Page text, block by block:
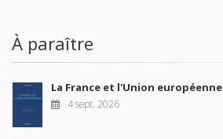
À paraître
La France et l'Union européenne
4 sept. 2026